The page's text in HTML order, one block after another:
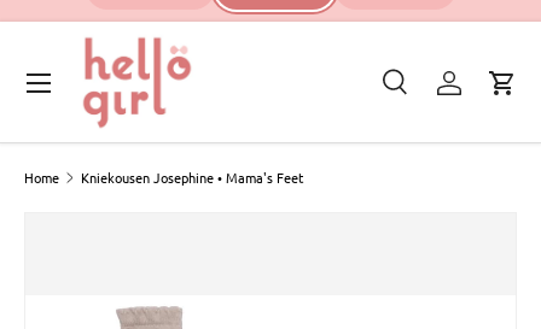
Zoeken
Productsoort
ZoekenInloggen
Home Kniekousen Josephine • Mama's Feet